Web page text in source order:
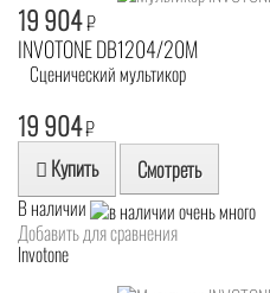
19 904₽
INVOTONE DB1204/20M
Сценический мультикор
19 904₽
Купить Смотреть
В наличии
Добавить для сравнения
Invotone